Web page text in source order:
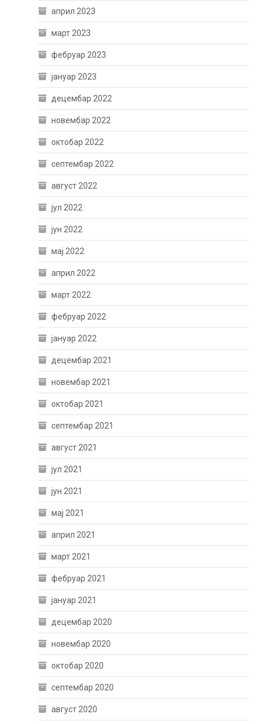
април 2023
март 2023
фебруар 2023
јануар 2023
децембар 2022
новембар 2022
октобар 2022
септембар 2022
август 2022
јул 2022
јун 2022
мај 2022
април 2022
март 2022
фебруар 2022
јануар 2022
децембар 2021
новембар 2021
октобар 2021
септембар 2021
август 2021
јул 2021
јун 2021
мај 2021
април 2021
март 2021
фебруар 2021
јануар 2021
децембар 2020
новембар 2020
октобар 2020
септембар 2020
август 2020